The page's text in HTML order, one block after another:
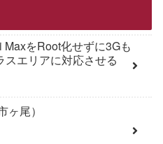
MaxをRoot化せずに3Gも
スエリアに対応させる
ヶ尾）